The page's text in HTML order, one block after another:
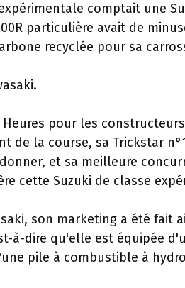
comptait une
particulière avait de
recyclée pour sa
pour les
de la course, sa Trickstar
et sa meilleure
cette Suzuki de classe
son marketing a été fait
à-dire qu'elle est équipée
pile à combustible à